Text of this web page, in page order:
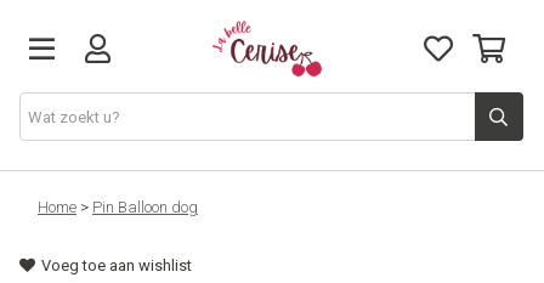
Just arrived
Juwelen & Accessoires
Home > Pin Balloon dog
Voeg toe aan wishlist